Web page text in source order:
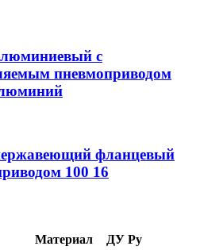
с
пневмоприводом
фланцевый
100 16
Материал ДУ Ру